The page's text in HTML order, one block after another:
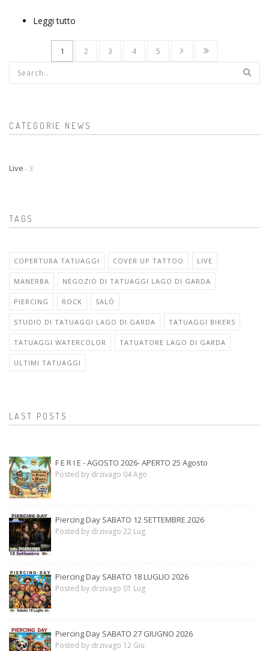
Leggi tutto
1 2 3 4 5
Form di ricerca
CATEGORIE NEWS
Live - 3
TAGS
COPERTURA TATUAGGI COVER UP TATTOO LIVE
MANERBA NEGOZIO DI TATUAGGI LAGO DI GARDA
PIERCING ROCK SALÒ
STUDIO DI TATUAGGI LAGO DI GARDA TATUAGGI BIKERS
TATUAGGI WATERCOLOR TATUATORE LAGO DI GARDA
ULTIMI TATUAGGI
LAST POSTS
F E R I E - AGOSTO 2026- APERTO 25 Agosto
Posted by drzivago 04 Ago
Piercing Day SABATO 12 SETTEMBRE 2026
Posted by drzivago 22 Lug
Piercing Day SABATO 18 LUGLIO 2026
Posted by drzivago 01 Lug
Piercing Day SABATO 27 GIUGNO 2026
Posted by drzivago 12 Giu